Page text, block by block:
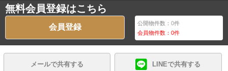
無料会員登録はこちら
会員登録 公開物件数：0件
会員物件数：0件
メールで共有する LINEで共有する